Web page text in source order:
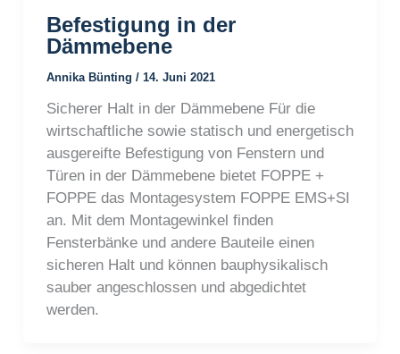
Befestigung in der
Dämmebene
Annika Bünting / 14. Juni 2021
Sicherer Halt in der Dämmebene Für die
wirtschaftliche sowie statisch und energetisch
ausgereifte Befestigung von Fenstern und
Türen in der Dämmebene bietet FOPPE +
FOPPE das Montagesystem FOPPE EMS+SI
an. Mit dem Montagewinkel finden
Fensterbänke und andere Bauteile einen
sicheren Halt und können bauphysikalisch
sauber angeschlossen und abgedichtet
werden.